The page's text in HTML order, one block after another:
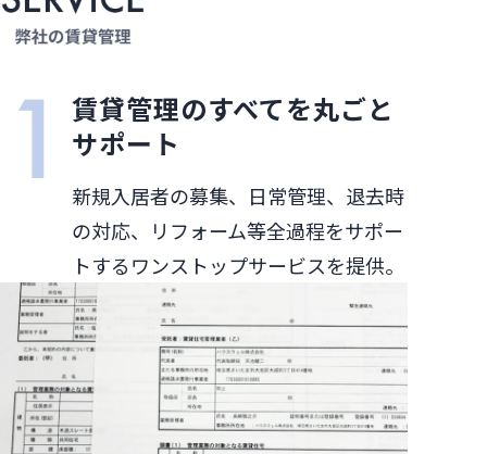
賃貸管理のすべてを丸ごと
サポート
新規入居者の募集、日常管理、退去時
の対応、リフォーム等全過程をサポー
トするワンストップサービスを提供。